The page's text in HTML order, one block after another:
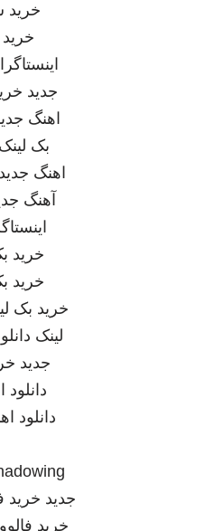
جدید
اهنگ
بک لینک
اهنگ جدید
آهنگ
خرید
خرید
خرید بک
لینک
جدید
دانلود
جدید خرید
خرید